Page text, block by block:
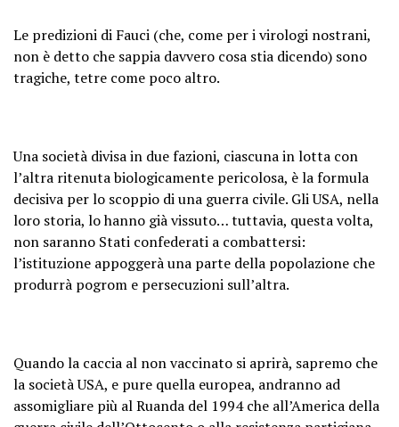
Le predizioni di Fauci (che, come per i virologi nostrani,
non è detto che sappia davvero cosa stia dicendo) sono
tragiche, tetre come poco altro.
Una società divisa in due fazioni, ciascuna in lotta con
l’altra ritenuta biologicamente pericolosa, è la formula
decisiva per lo scoppio di una guerra civile. Gli USA, nella
loro storia, lo hanno già vissuto… tuttavia, questa volta,
non saranno Stati confederati a combattersi:
l’istituzione appoggerà una parte della popolazione che
produrrà pogrom e persecuzioni sull’altra.
Quando la caccia al non vaccinato si aprirà, sapremo che
la società USA, e pure quella europea, andranno ad
assomigliare più al Ruanda del 1994 che all’America della